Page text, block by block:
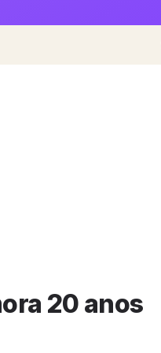
20 anos